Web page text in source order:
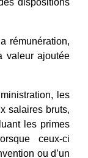
rémunération,
valeur ajoutée
les
salaires bruts,
les primes
ceux-ci
ou d’un